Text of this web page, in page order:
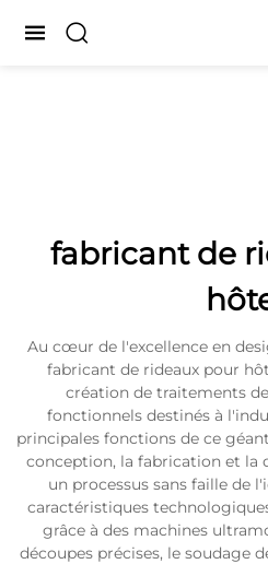
fabricant de
Au cœur de l'excellence en
fabricant de rideaux pour
création de traitements
fonctionnels destinés à
principales fonctions de ce
conception, la fabrication et la
un processus sans faille de
caractéristiques
grâce à des machines
découpes précises, le soudage